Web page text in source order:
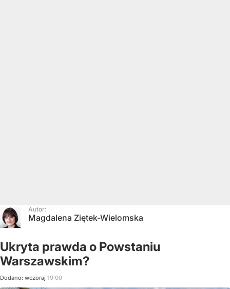
Autor:
Magdalena Ziętek-Wielomska
Ukryta prawda o Powstaniu
Warszawskim?
Dodano: wczoraj 19:00